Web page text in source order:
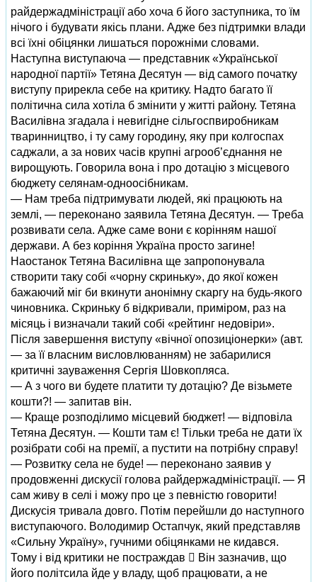
райдержадміністрації або хоча б його заступника, то їм
нічого і будувати якісь плани. Адже без підтримки влади
всі їхні обіцянки лишаться порожніми словами.
Наступна виступаюча — представник «Української
народної партії» Тетяна Десятун — від самого початку
виступу прирекла себе на критику. Надто багато її
політична сила хотіла б змінити у житті району. Тетяна
Василівна згадала і невигідне сільгоспвиробникам
тваринництво, і ту саму городину, яку при колгоспах
саджали, а за нових часів крупні агрооб’єднання не
вирощують. Говорила вона і про дотацію з місцевого
бюджету селянам-одноосібникам.
— Нам треба підтримувати людей, які працюють на
землі, — переконано заявила Тетяна Десятун. — Треба
розвивати села. Адже саме вони є корінням нашої
держави. А без коріння Україна просто загине!
Наостанок Тетяна Василівна ще запропонувала
створити таку собі «чорну скриньку», до якої кожен
бажаючий міг би вкинути анонімну скаргу на будь-якого
чиновника. Скриньку б відкривали, приміром, раз на
місяць і визначали такий собі «рейтинг недовіри».
Після завершення виступу «вічної опозиціонерки» (авт.
— за її власним висловлюванням) не забарилися
критичні зауваження Сергія Шовкопляса.
— А з чого ви будете платити ту дотацію? Де візьмете
кошти?! — запитав він.
— Краще розподілимо місцевий бюджет! — відповіла
Тетяна Десятун. — Кошти там є! Тільки треба не дати їх
розібрати собі на премії, а пустити на потрібну справу!
— Розвитку села не буде! — переконано заявив у
продовженні дискусії голова райдержадміністрації. — Я
сам живу в селі і можу про це з певністю говорити!
Дискусія тривала довго. Потім перейшли до наступного
виступаючого. Володимир Остапчук, який представляв
«Сильну Україну», гучними обіцянками не кидався.
Тому і від критики не постраждав  Він зазначив, що
його політсила йде у владу, щоб працювати, а не